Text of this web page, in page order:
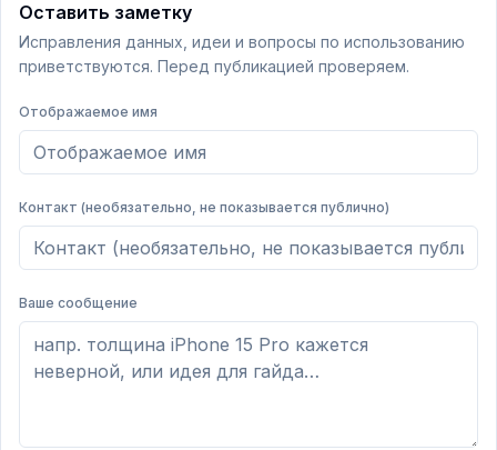
Оставить заметку
Исправления данных, идеи и вопросы по использованию
приветствуются. Перед публикацией проверяем.
Отображаемое имя
Контакт (необязательно, не показывается публично)
Ваше сообщение